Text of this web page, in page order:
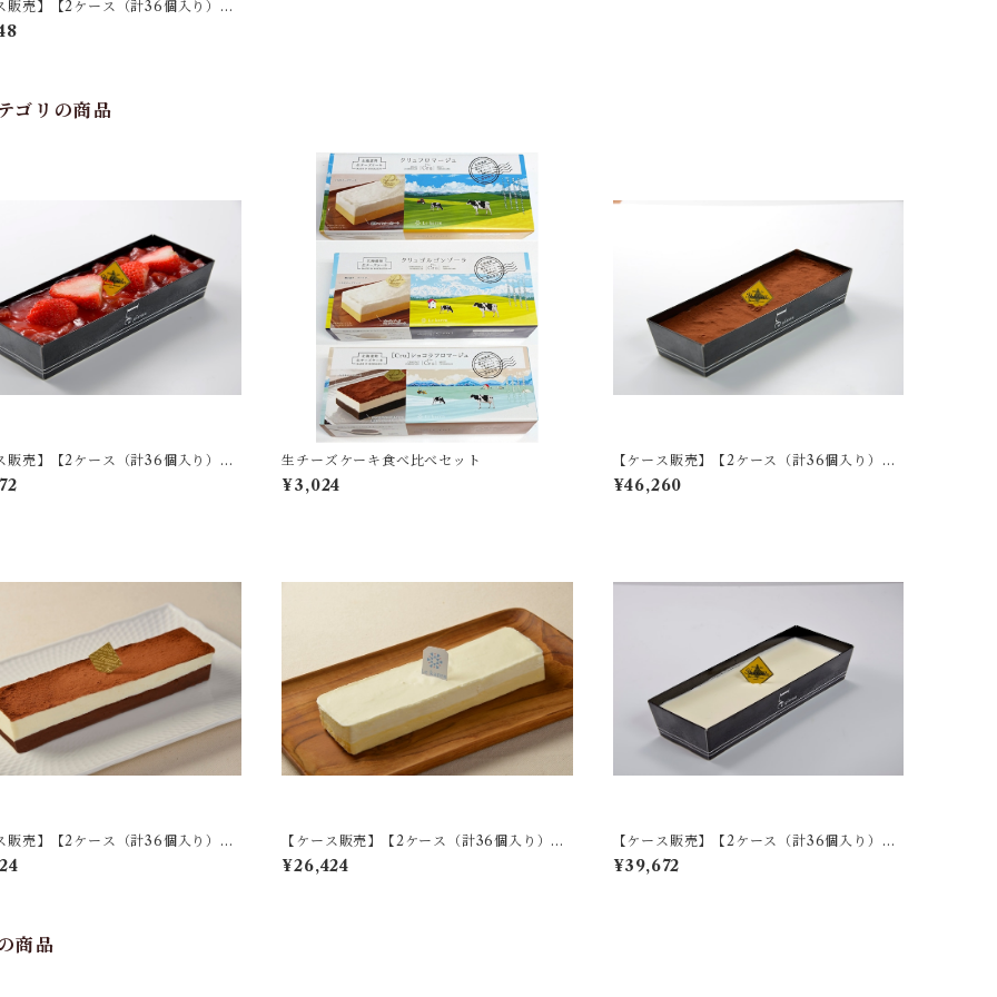
販売】【2ケース（計36個入り）】
タラーナ＆プリン
ゴリの商品
販売】【2ケース（計36個入り）】
フロマージュ premium
生チーズケーキ食べ比べセット
¥3,024
【ケース販売】【2ケース（計36個入り）】
¥46,260
販売】【2ケース（計36個入り）】
ョコラフロマージュ
【ケース販売】【2ケース（計36個入り）】
クリュフロマージュ
¥26,424
【ケース販売】【2ケース（計36個入り）】
クリュフロマージュ premium
¥39,672
商品